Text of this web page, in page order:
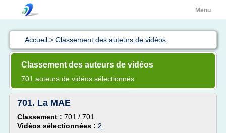
Menu
Accueil > Classement des auteurs de vidéos
Classement des auteurs de vidéos
701 auteurs de vidéos sélectionnés
701. La MAE
Classement : 701 / 701
Vidéos sélectionnées : 2